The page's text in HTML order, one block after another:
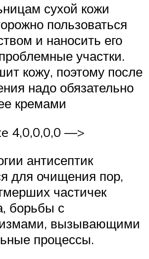
сухой кожи
пользоваться
и наносить его
участки.
кожу, поэтому после
надо обязательно
кремами
4,0,0,0,0 —>
антисептик
для очищения пор,
частичек
борьбы с
вызывающими
процессы.